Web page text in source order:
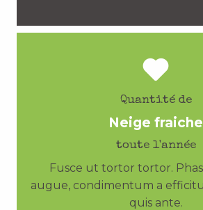
Quantité de
Neige fraiche
toute l'année
Fusce ut tortor tortor.
augue, condimentum a
quis ante.